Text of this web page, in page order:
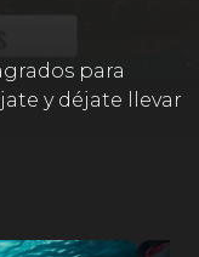
para
y déjate llevar